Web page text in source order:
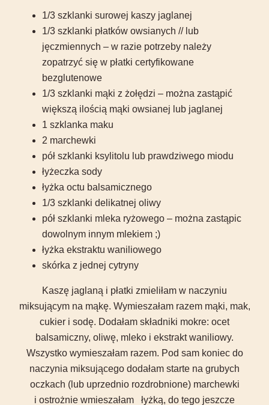
1/3 szklanki surowej kaszy jaglanej
1/3 szklanki płatków owsianych // lub
jęczmiennych – w razie potrzeby należy
zopatrzyć się w płatki certyfikowane
bezglutenowe
1/3 szklanki mąki z żołędzi – można zastąpić
większą ilością mąki owsianej lub jaglanej
1 szklanka maku
2 marchewki
pół szklanki ksylitolu lub prawdziwego miodu
łyżeczka sody
łyżka octu balsamicznego
1/3 szklanki delikatnej oliwy
pół szklanki mleka ryżowego – można zastąpic
dowolnym innym mlekiem ;)
łyżka ekstraktu waniliowego
skórka z jednej cytryny
Kaszę jaglaną i płatki zmieliłam w naczyniu
miksującym na mąkę. Wymieszałam razem mąki, mak,
cukier i sodę. Dodałam składniki mokre: ocet
balsamiczny, oliwę, mleko i ekstrakt waniliowy.
Wszystko wymieszałam razem. Pod sam koniec do
naczynia miksującego dodałam starte na grubych
oczkach (lub uprzednio rozdrobnione) marchewki
i ostrożnie wmieszałam łyżką, do tego jeszcze